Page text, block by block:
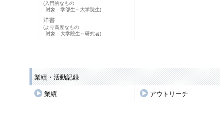
(入門的なもの
対象：学部生～大学院生)
洋書
(より高度なもの
対象：大学院生～研究者)
業績・活動記録
業績 アウトリーチ